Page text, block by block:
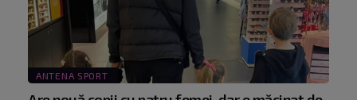
ANTENA SPORT